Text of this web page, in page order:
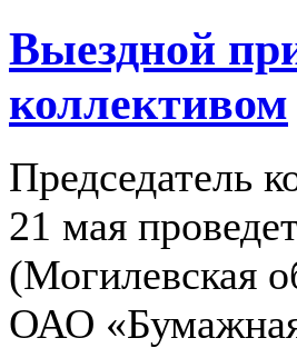
Выездной
коллективом
Председатель
21 мая
(Могилевская
ОАО